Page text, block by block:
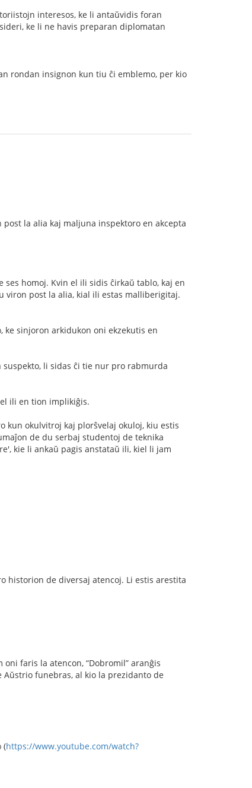
interesos, ke li antaŭvidis foran
ke li ne havis preparan diplomatan
rondan insignon kun tiu ĉi emblemo, per kio
la alia kaj maljuna inspektoro en akcepta
homoj. Kvin el ili sidis ĉirkaŭ tablo, kaj en
viron post la alia, kial ili estas malliberigitaj.
ke sinjoron arkidukon oni ekzekutis en
li sidas ĉi tie nur pro rabmurda
ili en tion implikiĝis.
kun okulvitroj kaj plorŝvelaj okuloj, kiu estis
de du serbaj studentoj de teknika
kie li ankaŭ pagis anstataŭ ili, kiel li jam
historion de diversaj atencoj. Li estis arestita
faris la atencon, “Dobromil” aranĝis
funebras, al kio la prezidanto de
(https://www.youtube.com/watch?